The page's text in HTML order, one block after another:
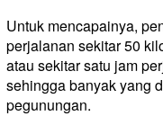
Untuk mencapainya,
perjalanan sekitar 50
atau sekitar satu jam
sehingga banyak yang
pegunungan.